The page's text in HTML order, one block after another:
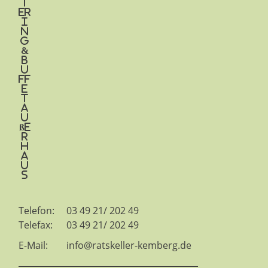
t
er
i
n
g
&
B
u
ff
e
t
a
u
ße
r
H
a
u
s
Telefon:
03 49 21/ 202 49
Telefax:
03 49 21/ 202 49
E-Mail:
info@ratskeller-kemberg.de